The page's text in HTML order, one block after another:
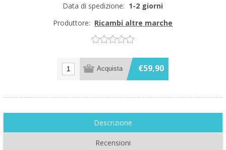
Data di spedizione: 1-2 giorni
Produttore: Ricambi altre marche
€59,90
Descrizione
Recensioni